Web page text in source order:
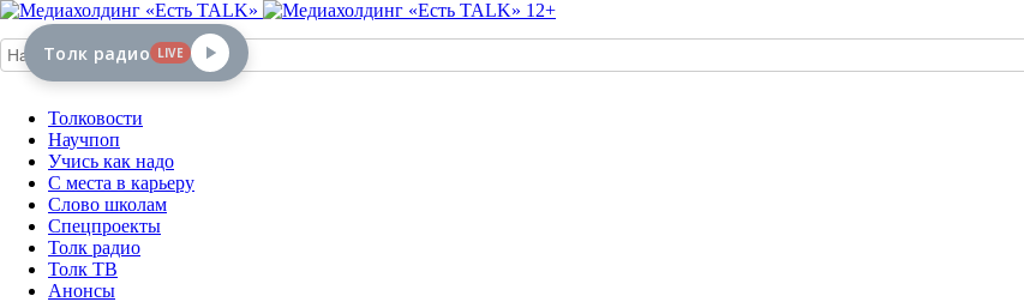
12+
Толковости
Научпоп
Учись как надо
С места в карьеру
Слово школам
Спецпроекты
Толк радио
Толк ТВ
Анонсы
Толк радио LIVE